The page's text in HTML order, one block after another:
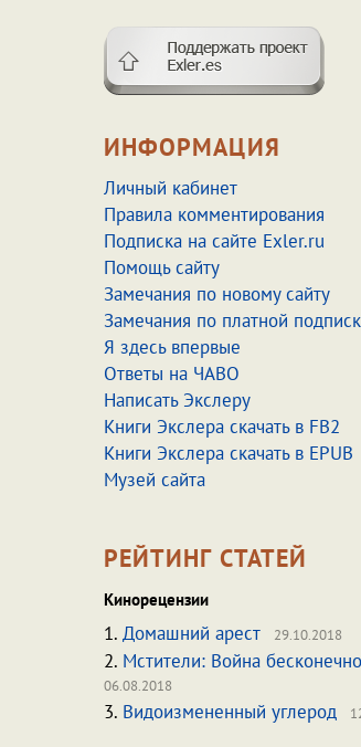
ИНФОРМАЦИЯ
Личный кабинет
Правила комментирования
Подписка на сайте Exler.ru
Помощь сайту
Замечания по новому сайту
Замечания по платной
Я здесь впервые
Ответы на ЧАВО
Написать Экслеру
Книги Экслера скачать в FB2
Книги Экслера скачать в EPUB
Музей сайта
РЕЙТИНГ СТАТЕЙ
Кинорецензии
1. Домашний арест 29.10.2018
2. Мстители: Война
06.08.2018
3. Видоизмененный углерод